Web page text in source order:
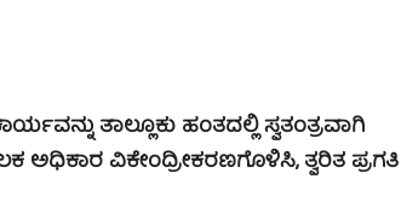
ತಾಲ್ಲೂಕು ಹಂತದಲ್ಲಿ ಸ್ವತಂತ್ರವಾಗಿ
ವಿಕೇಂದ್ರೀಕರಣಗೊಳಿಸಿ, ತ್ವರಿತ ಪ್ರಗತಿ